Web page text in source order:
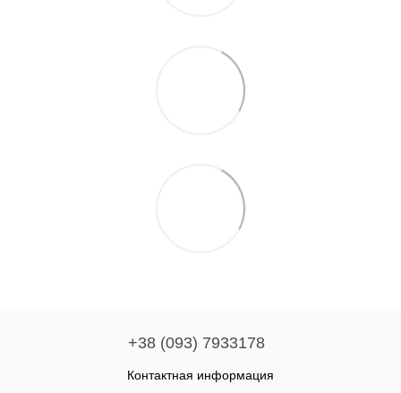
+38 (093) 7933178
Контактная информация